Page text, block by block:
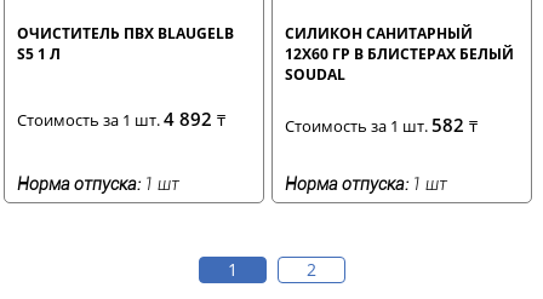
ОЧИСТИТЕЛЬ ПВХ BLAUGELB
S5 1 Л
Стоимость за 1 шт.4 892 ₸
Норма отпуска: 1 шт
СИЛИКОН САНИТАРНЫЙ
12Х60 ГР В БЛИСТЕРАХ БЕЛЫЙ
SOUDAL
Стоимость за 1 шт.582₸
Норма отпуска: 1 шт
1 2